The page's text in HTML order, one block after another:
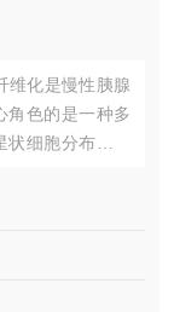
维化是慢性胰腺
角色的是一种多
细胞分布在胰
动和促进了纤
细胞生长因子